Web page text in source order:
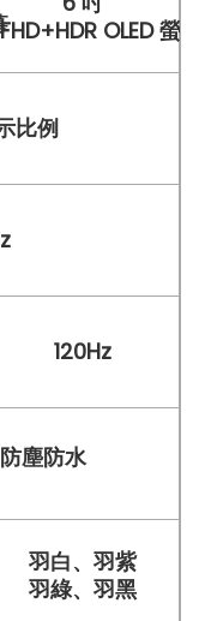
FHD+HDR OLED 螢幕
比例
120Hz
塵防水
羽白、羽紫
羽綠、羽黑